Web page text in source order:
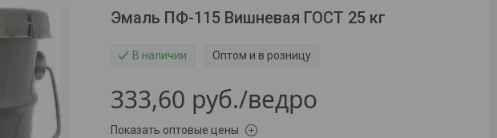
Эмаль ПФ-115 Вишневая ГОСТ 25 кг
В наличии Оптом и в розницу
333,60 руб./ведро
Показать оптовые цены